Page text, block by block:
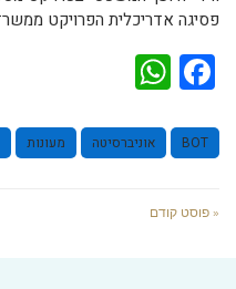
פסיגה אדריכלית הפרויקט
Facebook
BOT אוניברסיטה מעונות
« פוסט קודם